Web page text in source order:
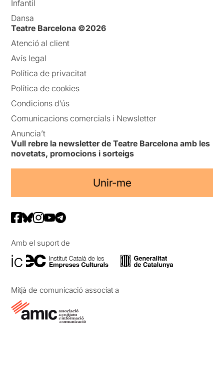
Infantil
Dansa
Teatre Barcelona ©2026
Atenció al client
Avís legal
Política de privacitat
Política de cookies
Condicions d’ús
Comunicacions comercials i Newsletter
Anuncia’t
Vull rebre la newsletter de Teatre Barcelona amb les
novetats, promocions i sorteigs
Unir-me
Amb el suport de
Mitjà de comunicació associat a